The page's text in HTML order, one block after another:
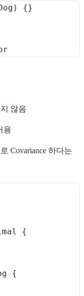
) {}
않음
용
Covariance 하다는
{
{